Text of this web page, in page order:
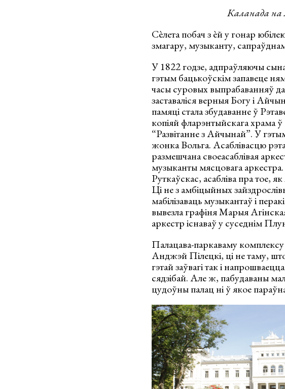
Каланада на
Сѐлета побач з ѐй у гонар
змагару, музыканту,
У 1822 годзе, адпраўляючы
гэтым бацькоўскім запавеце
часы суровых выпрабаванняў
заставаліся верныя Богу і
памяці стала збудаванне ў
копіяй фларэнтыйскага храма
“Развітанне з Айчынай”. У
жонка Вольга. Асаблівасцю
размешчана своеасаблівая
музыканты мясцовага аркестра.
Руткаўскас, асабліва пра тое,
Ці не з амбіцыйных
мабілізаваць музыкантаў і
вывезла графіня Марыя
аркестр існаваў у суседнім
Палацава-паркаваму
Анджэй Пілецкі, ці не таму,
гэтай заўвагі так і
сядзібай. Але ж, пабудаваны
цудоўны палац ні ў якое